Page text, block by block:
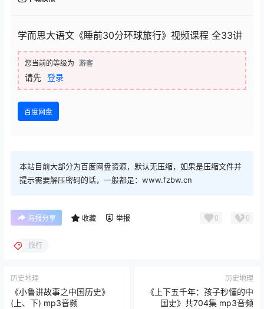
学而思大语文《睡前30分环球旅行》视频课程 全33讲
您当前的等级为 游客
请先 登录
百度网盘
本站目前大部分为百度网盘资源，默认无压缩，如果是压缩文件并
提示需要解压密码的话，一般都是：www.fzbw.cn
海报分享 收藏 举报 0 0
旅行
历史地理
《小鲁讲故事之中国历史》
(上、下) mp3音频
历史地理
《上下五千年：孩子秒懂的中
国史》共704集 mp3音频